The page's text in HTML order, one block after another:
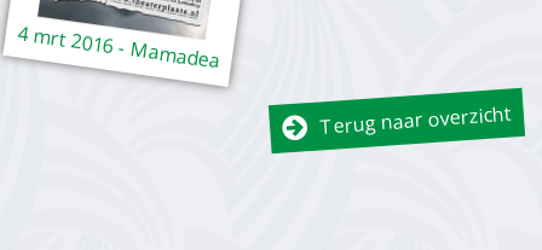
4 mrt 2016 - Mamadea
Terug naar overzicht